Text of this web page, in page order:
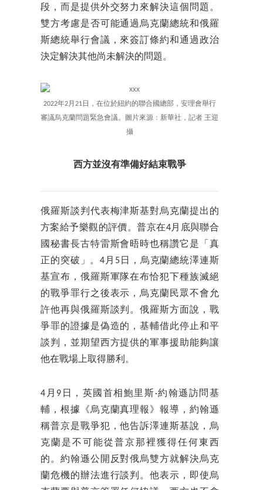
段，而是提供外交努力來解決這個問題。
雙方考慮是否可能通過烏克蘭總統和俄羅
斯總統舉行會議，來簽訂條約和通過政治
決定解決其他尚未解決的問題。
2022年2月21日，在位於紐約的聯合國總部，安理會舉行
審議烏克蘭問題緊急會議。圖片來源：新華社，記者 王迎
攝
西方並沒有準備好結束戰爭
俄羅斯談判代表梅津斯基對烏克蘭提出的
方案給予樂觀的評價。普京在4月底與聯合
國秘書長古特雷斯會晤時也稱讚它是「真
正的突破」。4月5日，烏克蘭總統澤連斯
基宣布，俄羅斯軍隊在布恰犯下種族滅絕
的戰爭罪行之後表示，烏克蘭民眾不會允
許他再與俄羅斯談判。俄羅斯方面說，戰
爭罪的證據是偽造的，基輔借此停止和平
談判，並期望西方提供的軍事援助能夠讓
他在戰場上取得勝利。
4月9日，英國首相鮑里斯·約翰遜訪問基
輔，根據《烏克蘭真理報》報導，約翰遜
稱普京是戰爭犯，他告訴澤連斯基說，烏
克蘭是不可能從普京那裡獲得任何東西
的。約翰遜公開反對俄烏雙方就解決烏克
蘭危機的辦法進行談判。他表示，即使烏